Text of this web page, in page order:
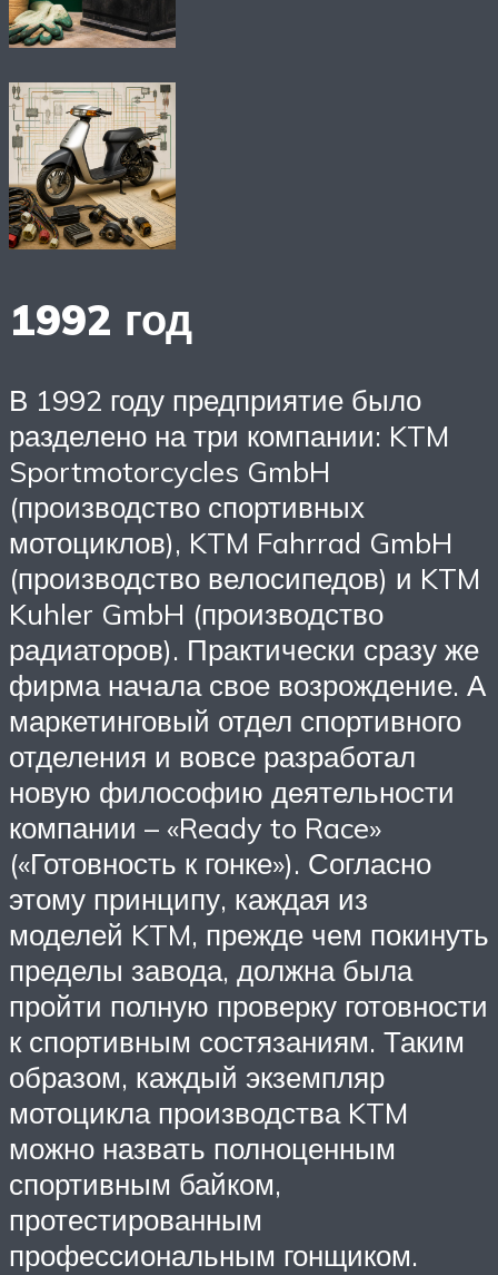
1992 год
В 1992 году предприятие было
разделено на три компании: KTM
Sportmotorcycles GmbH
(производство спортивных
мотоциклов), KTM Fahrrad GmbH
(производство велосипедов) и KTM
Kuhler GmbH (производство
радиаторов). Практически сразу же
фирма начала свое возрождение. А
маркетинговый отдел спортивного
отделения и вовсе разработал
новую философию деятельности
компании – «Ready to Race»
(«Готовность к гонке»). Согласно
этому принципу, каждая из
моделей KTM, прежде чем покинуть
пределы завода, должна была
пройти полную проверку готовности
к спортивным состязаниям. Таким
образом, каждый экземпляр
мотоцикла производства KTM
можно назвать полноценным
спортивным байком,
протестированным
профессиональным гонщиком.